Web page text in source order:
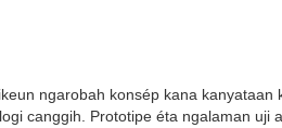
ngarobah konsép kana
canggih. Prototipe éta ngalaman